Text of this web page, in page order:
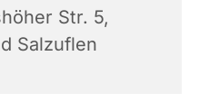
Str. 5,
Salzuflen